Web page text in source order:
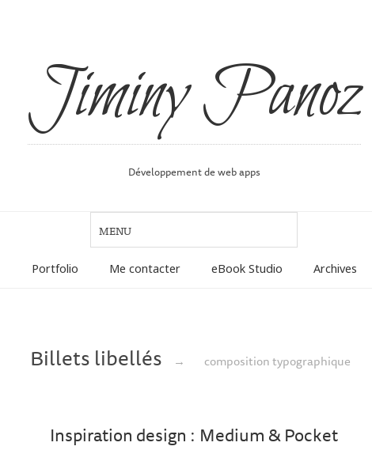
Jiminy Panoz
Développement de web apps
Portfolio Me contacter eBook Studio Archives
Billets libellés → composition typographique
Inspiration design : Medium & Pocket